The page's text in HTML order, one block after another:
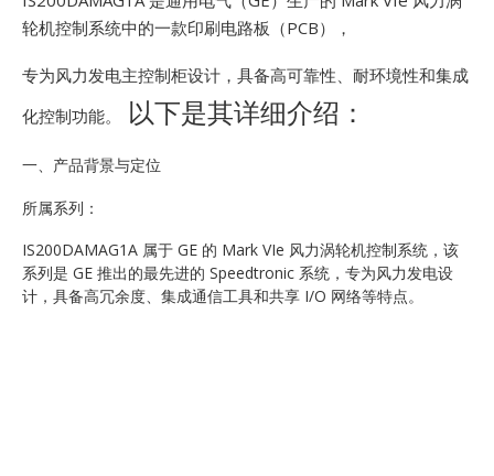
轮机控制系统中的一款印刷电路板（PCB），
专为风力发电主控制柜设计，具备高可靠性、耐环境性和集成
化控制功能。
以下是其详细介绍：
一、产品背景与定位
所属系列：
IS200DAMAG1A 属于 GE 的 Mark VIe 风力涡轮机控制系统，该
系列是 GE 推出的最先进的 Speedtronic 系统，专为风力发电设
计，具备高冗余度、集成通信工具和共享 I/O 网络等特点。